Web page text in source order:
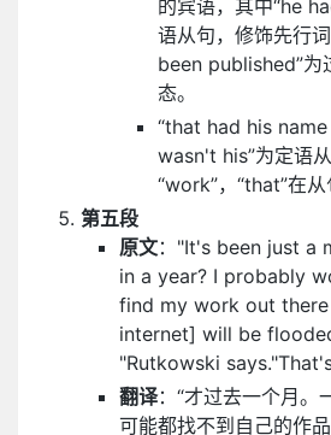
的宾语，其中“he
语从句，修饰先行
been published”为
态。
“that had his
wasn't his”为定语
“work”，“that”在从
第五段
原文："It's been just a
in a year? I probably
find my work out
internet] will be
"Rutkowski
翻译：“才过去一个月。
可能都找不到自己的作